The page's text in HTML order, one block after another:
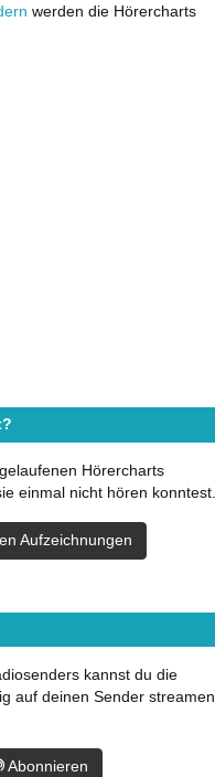
werden die Hörercharts
Hörercharts
einmal nicht hören konntest.
Aufzeichnungen
kannst du die
auf deinen Sender streamen
Abonnieren